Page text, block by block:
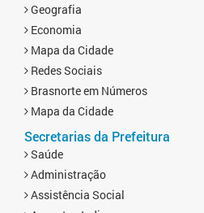
Geografia
Economia
Mapa da Cidade
Redes Sociais
Brasnorte em Números
Mapa da Cidade
Secretarias da Prefeitura
Saúde
Administração
Assistência Social